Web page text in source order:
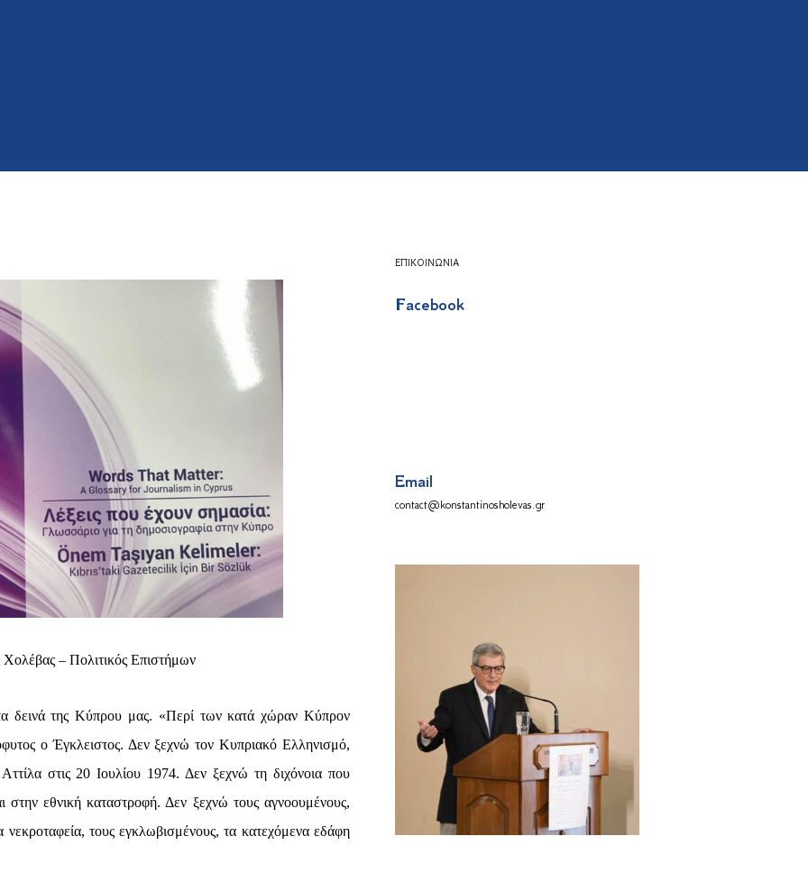
Χολέβας – Πολιτικός Επιστήμων
δεινά της Κύπρου μας. «Περί των κατά χώραν Κύπρον
ο Έγκλειστος. Δεν ξεχνώ τον Κυπριακό Ελληνισμό,
στις 20 Ιουλίου 1974. Δεν ξεχνώ τη διχόνοια που
στην εθνική καταστροφή. Δεν ξεχνώ τους αγνοουμένους,
τους εγκλωβισμένους, τα κατεχόμενα εδάφη
ΕΠΙΚΟΙΝΩΝΊΑ
Facebook
Email
contact@konstantinosholevas.gr